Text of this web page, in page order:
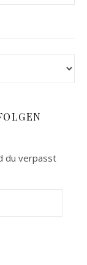
du verpasst